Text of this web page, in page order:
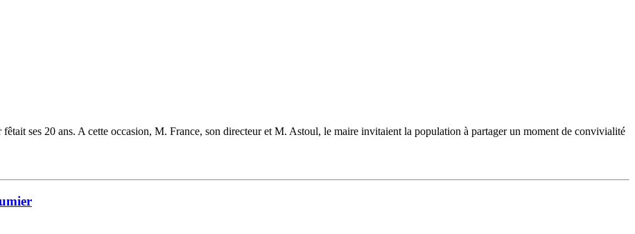
ses 20 ans. A cette occasion, M. France, son directeur et M. Astoul, le maire invitaient la population à partager un moment de convivialité